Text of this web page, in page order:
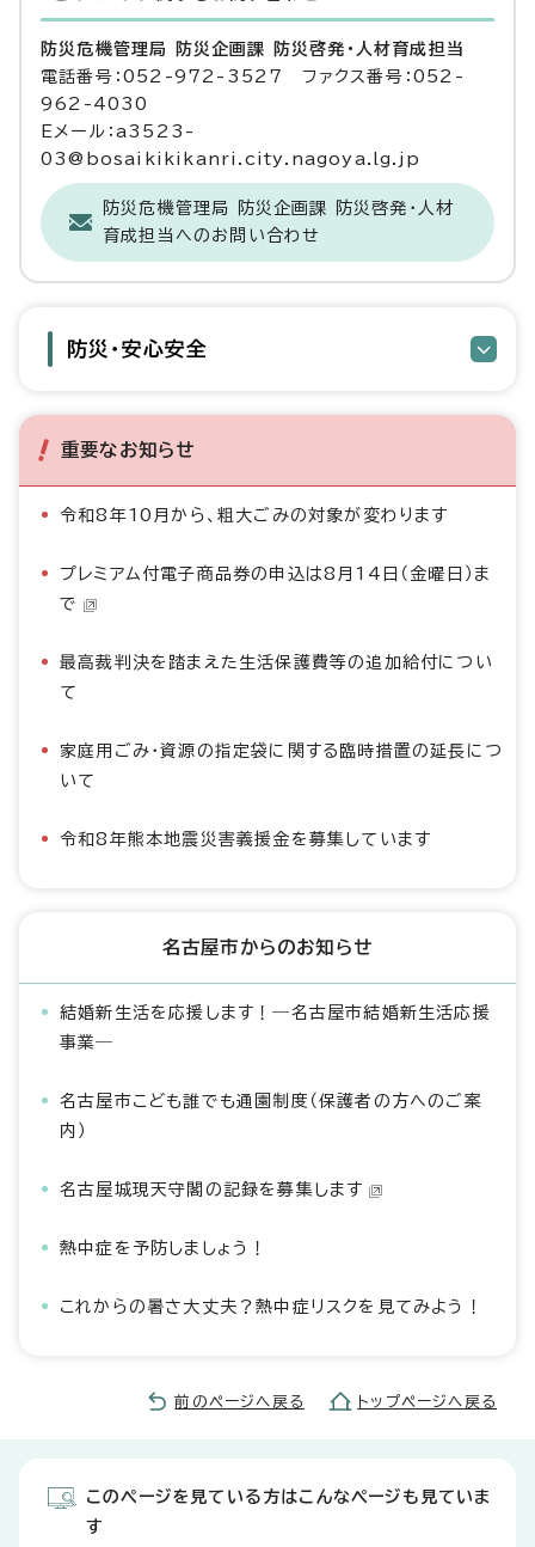
防災危機管理局 防災企画課 防災啓発・人材育成担当
電話番号：052-972-3527 ファクス番号：052-
962-4030
Eメール：a3523-
03@bosaikikikanri.city.nagoya.lg.jp
防災危機管理局 防災企画課 防災啓発・人材
育成担当へのお問い合わせ
防災・安心安全
重要なお知らせ
令和8年10月から、粗大ごみの対象が変わります
プレミアム付電子商品券の申込は8月14日（金曜日）ま
で
最高裁判決を踏まえた生活保護費等の追加給付につい
て
家庭用ごみ・資源の指定袋に関する臨時措置の延長につ
いて
令和8年熊本地震災害義援金を募集しています
名古屋市からのお知らせ
結婚新生活を応援します！―名古屋市結婚新生活応援
事業―
名古屋市こども誰でも通園制度（保護者の方へのご案
内）
名古屋城現天守閣の記録を募集します
熱中症を予防しましょう！
これからの暑さ大丈夫？熱中症リスクを見てみよう！
前のページへ戻る トップページへ戻る
このページを見ている方はこんなページも見ていま
す